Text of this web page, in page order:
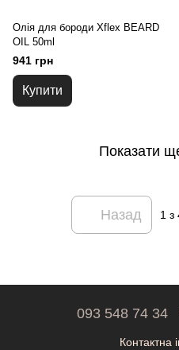
Олія для бороди Xflex BEARD
OIL 50ml
941 грн
Купити
Показати
Назад 1 з
093 548 74 34
Контактна